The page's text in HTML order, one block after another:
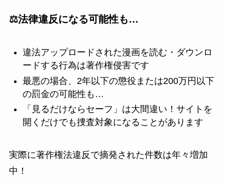
⚖️法律違反になる可能性も…
違法アップロードされた漫画を読む・ダウンロ
ードする行為は著作権侵害です
最悪の場合、2年以下の懲役または200万円以下
の罰金の可能性も…
「見るだけならセーフ」は大間違い！サイトを
開くだけでも捜査対象になることがあります
実際に著作権法違反で摘発された件数は年々増加
中！